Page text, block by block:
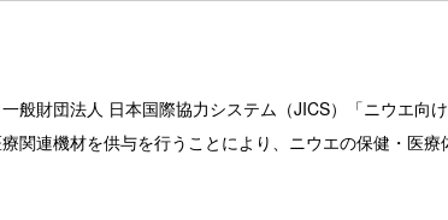
般財団法人 日本国際協力システム（JICS）「ニウエ向
関連機材を供与を行うことにより、ニウエの保健・医